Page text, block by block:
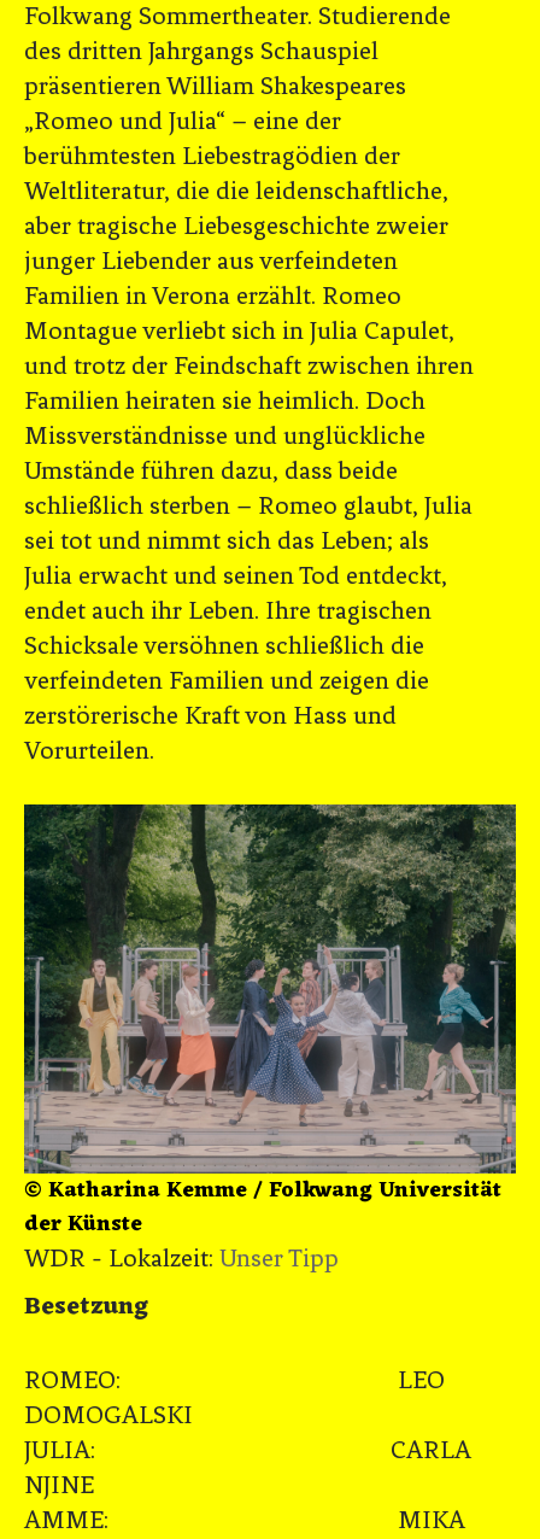
Folkwang Sommertheater. Studierende
des dritten Jahrgangs Schauspiel
präsentieren William Shakespeares
„Romeo und Julia“ – eine der
berühmtesten Liebestragödien der
Weltliteratur, die die leidenschaftliche,
aber tragische Liebesgeschichte zweier
junger Liebender aus verfeindeten
Familien in Verona erzählt. Romeo
Montague verliebt sich in Julia Capulet,
und trotz der Feindschaft zwischen ihren
Familien heiraten sie heimlich. Doch
Missverständnisse und unglückliche
Umstände führen dazu, dass beide
schließlich sterben – Romeo glaubt, Julia
sei tot und nimmt sich das Leben; als
Julia erwacht und seinen Tod entdeckt,
endet auch ihr Leben. Ihre tragischen
Schicksale versöhnen schließlich die
verfeindeten Familien und zeigen die
zerstörerische Kraft von Hass und
Vorurteilen.
© Katharina Kemme / Folkwang Universität
der Künste
WDR - Lokalzeit: Unser Tipp
Besetzung
ROMEO: LEO
DOMOGALSKI
JULIA: CARLA
NJINE
AMME: MIKA